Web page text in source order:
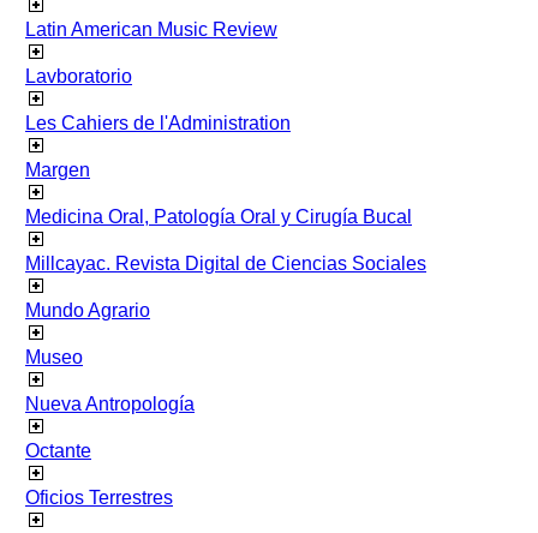
Latin American Music Review
Lavboratorio
Les Cahiers de l'Administration
Margen
Medicina Oral, Patología Oral y Cirugía Bucal
Millcayac. Revista Digital de Ciencias Sociales
Mundo Agrario
Museo
Nueva Antropología
Octante
Oficios Terrestres